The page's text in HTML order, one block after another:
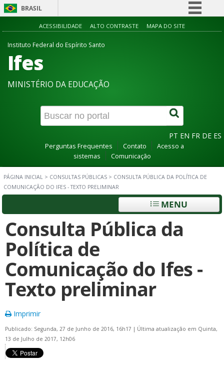
BRASIL
Simplifique!
Canais
ACESSIBILIDADE ALTO CONTRASTE MAPA DO SITE
Instituto Federal do Espírito Santo
Ifes
MINISTÉRIO DA EDUCAÇÃO
PT EN FR DE ES
Perguntas Frequentes Contato
Acesso a
sistemas
Comunicação
PÁGINA INICIAL > CONSULTAS PÚBLICAS > CONSULTA PÚBLICA DA POLÍTICA DE
COMUNICAÇÃO DO IFES - TEXTO PRELIMINAR
MENU
Consulta Pública da
Política de
Comunicação do Ifes -
Texto preliminar
Imprimir
Publicado: Segunda, 27 de Junho de 2016, 16h17 | Última atualização em Quinta,
13 de Julho de 2017, 12h06